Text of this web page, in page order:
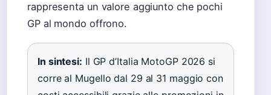
rappresenta un valore aggiunto che pochi
GP al mondo offrono.
In sintesi: Il GP d’Italia MotoGP 2026 si
corre al Mugello dal 29 al 31 maggio con